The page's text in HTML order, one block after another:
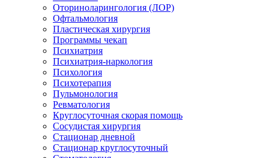
Оториноларингология (ЛОР)
Офтальмология
Пластическая хирургия
Программы чекап
Психиатрия
Психиатрия-наркология
Психология
Психотерапия
Пульмонология
Ревматология
Круглосуточная скорая помощь
Сосудистая хирургия
Стационар дневной
Стационар круглосуточный